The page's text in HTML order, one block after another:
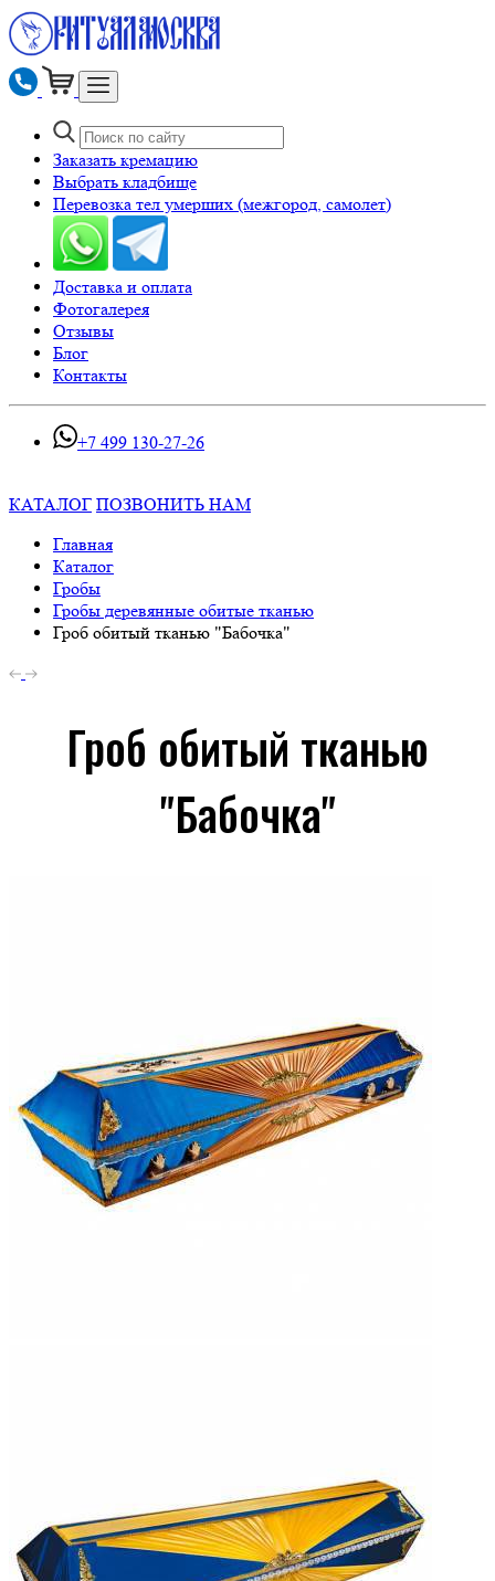
Заказать кремацию
Выбрать кладбище
Перевозка тел умерших (межгород, самолет)
Доставка и оплата
Фотогалерея
Отзывы
Блог
Контакты
+7 499 130-27-26
КАТАЛОГ ПОЗВОНИТЬ НАМ
Главная
Каталог
Гробы
Гробы деревянные обитые тканью
Гроб обитый тканью "Бабочка"
Гроб обитый тканью
"Бабочка"